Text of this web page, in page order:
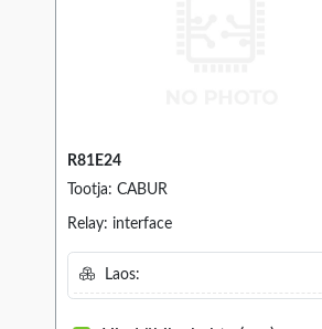
R81E24
Tootja: CABUR
Relay: interface
Laos: